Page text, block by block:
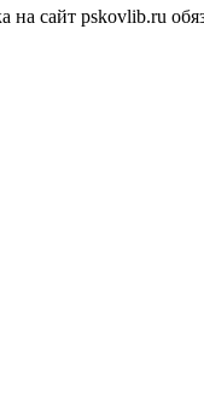
сайт pskovlib.ru